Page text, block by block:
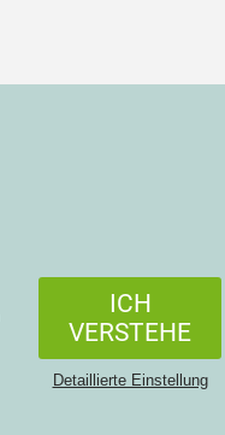
ICH
VERSTEHE
Detaillierte Einstellung